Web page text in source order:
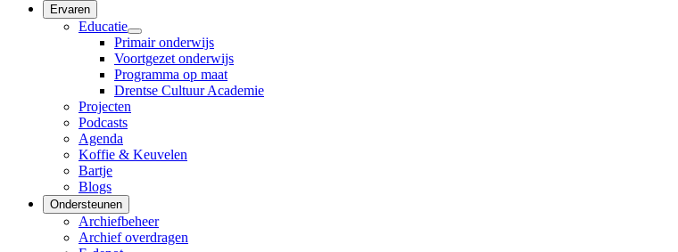
Ervaren
Educatie
Primair onderwijs
Voortgezet onderwijs
Programma op maat
Drentse Cultuur Academie
Projecten
Podcasts
Agenda
Koffie & Keuvelen
Bartje
Blogs
Ondersteunen
Archiefbeheer
Archief overdragen